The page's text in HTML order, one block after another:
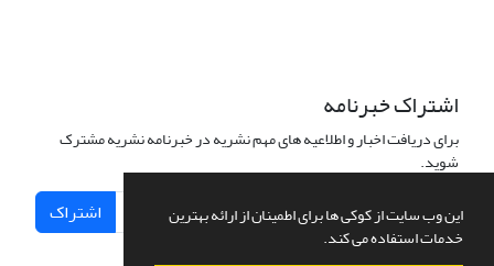
این وب سایت از کوکی ها برای اطمینان از ارائه بهترین
خدمات استفاده می کند.
اشتراک خبرنامه
برای دریافت اخبار و اطلاعیه های مهم نشریه در خبرنامه نشریه مشترک
شوید.
اشتراک